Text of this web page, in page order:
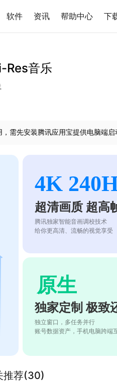
软件 资讯 帮助中心 下
Res音乐
，需先安装腾讯应用宝提供电脑端
4K
超清画质 超高
腾讯独家智能音画调校技术
给你更高清、流畅的视觉享受
原生
独家定制 极致
独立窗口，多任务并行
账号数据资产，手机电脑跨端
推荐(30)